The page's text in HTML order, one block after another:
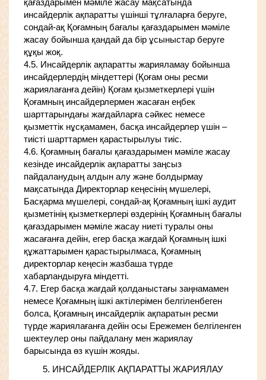
қағаздарымен мәміле жасау мақсатында
инсайдерлік ақпаратты үшінші тұлғаларға беруге,
сондай-ақ Қоғамның бағалы қағаздарымен мәміле
жасау бойынша қандай да бір ұсыныстар беруге
құқы жоқ.
4.5. Инсайдерлік ақпаратты жарияламау бойынша
инсайдерлердің міндеттері (Қоғам оны ресми
жариялағанға дейін) Қоғам қызметкерлері үшін
Қоғамның инсайдерлермен жасаған еңбек
шарттарындағы жағдайларға сәйкес немесе
қызметтік нұсқамамен, басқа инсайдерлер үшін –
тиісті шарттармен қарастырылуы тиіс.
4.6. Қоғамның бағалы қағаздарымен мәміле жасау
кезінде инсайдерлік ақпаратты заңсыз
пайдаланудың алдын алу және болдырмау
мақсатында Директорлар кеңесінің мүшелері,
Басқарма мүшелері, сондай-ақ Қоғамның ішкі аудит
қызметінің қызметкерлері өздерінің Қоғамның бағалы
қағаздарымен мәміле жасау ниеті туралы оны
жасағанға дейін, егер басқа жағдай Қоғамның ішкі
құжаттарымен қарастырылмаса, Қоғамның
директорлар кеңесін жазбаша түрде
хабарландыруға міндетті.
4.7. Егер басқа жағдай қолданыстағы заңнамамен
немесе Қоғамның ішкі актілерімен белгіленбеген
болса, Қоғамның инсайдерлік ақпаратын ресми
түрде жариялағанға дейін осы Ережемен белгіленген
шектеулер оны пайдалану мен жариялау
барысында өз күшін жояды.
5. ИНСАЙДЕРЛІК АҚПАРАТТЫ ЖАРИЯЛАУ